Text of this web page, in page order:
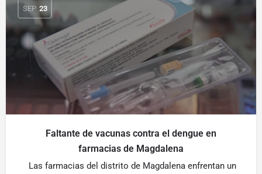
SEP 23
Faltante de vacunas contra el dengue en
farmacias de Magdalena
Las farmacias del distrito de Magdalena enfrentan un